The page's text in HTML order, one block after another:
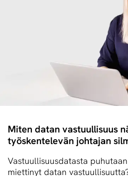
Miten datan vastuullisuus
työskentelevän johtajan
Vastuullisuusdatasta
miettinyt datan